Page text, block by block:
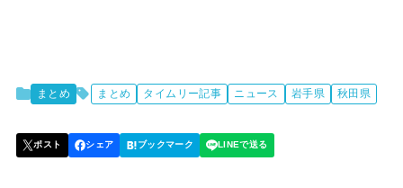
まとめ まとめ タイムリー記事 ニュース 岩手県 秋田県